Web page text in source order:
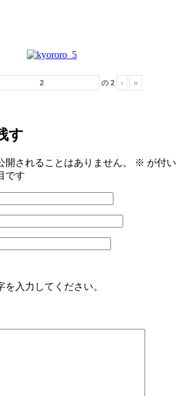
の2 › »
す
開されることはありません。 ※ が付い
です
を入力してください。